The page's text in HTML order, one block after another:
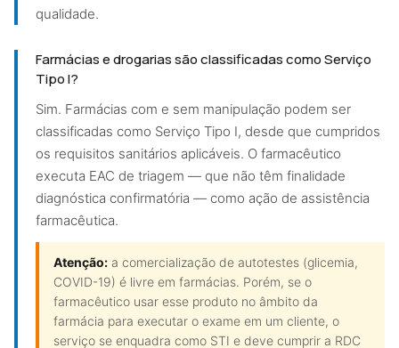
qualidade.
Farmácias e drogarias são classificadas como Serviço
Tipo I?
Sim. Farmácias com e sem manipulação podem ser
classificadas como Serviço Tipo I, desde que cumpridos
os requisitos sanitários aplicáveis. O farmacêutico
executa EAC de triagem — que não têm finalidade
diagnóstica confirmatória — como ação de assistência
farmacêutica.
Atenção: a comercialização de autotestes (glicemia,
COVID-19) é livre em farmácias. Porém, se o
farmacêutico usar esse produto no âmbito da
farmácia para executar o exame em um cliente, o
serviço se enquadra como STI e deve cumprir a RDC